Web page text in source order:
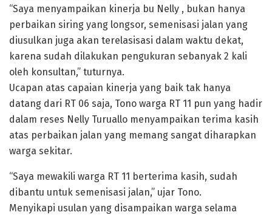
“Saya menyampaikan kinerja bu Nelly , bukan hanya
perbaikan siring yang longsor, semenisasi jalan yang
diusulkan juga akan terelasisasi dalam waktu dekat,
karena sudah dilakukan pengukuran sebanyak 2 kali
oleh konsultan,” tuturnya.
Ucapan atas capaian kinerja yang baik tak hanya
datang dari RT 06 saja, Tono warga RT 11 pun yang hadir
dalam reses Nelly Turuallo menyampaikan terima kasih
atas perbaikan jalan yang memang sangat diharapkan
warga sekitar.
“Saya mewakili warga RT 11 berterima kasih, sudah
dibantu untuk semenisasi jalan,” ujar Tono.
Menyikapi usulan yang disampaikan warga selama